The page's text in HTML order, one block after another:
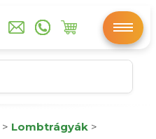
> Lombtrágyák >